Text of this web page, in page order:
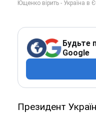
Будьте
Google
Президент